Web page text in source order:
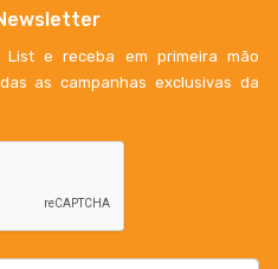
List e receba em primeira mão
as campanhas exclusivas da